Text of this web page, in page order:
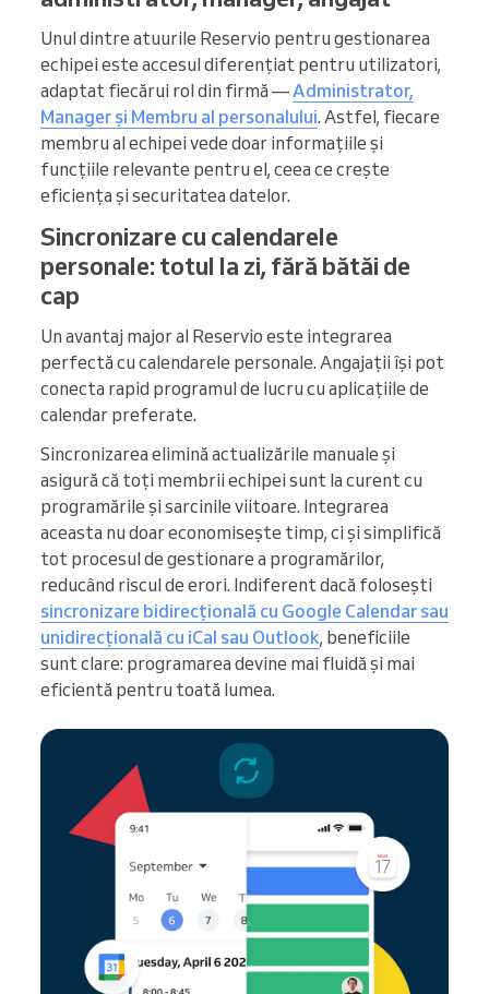
Unul dintre atuurile Reservio pentru gestionarea
echipei este accesul diferențiat pentru utilizatori,
adaptat fiecărui rol din firmă —Administrator,
Manager și Membru al personalului. Astfel, fiecare
membru al echipei vede doar informațiile și
funcțiile relevante pentru el, ceea ce crește
eficiența și securitatea datelor.
Sincronizare cu calendarele
personale: totul la zi, fără bătăi de
cap
Un avantaj major al Reservio este integrarea
perfectă cu calendarele personale. Angajații își pot
conecta rapid programul de lucru cu aplicațiile de
calendar preferate.
Sincronizarea elimină actualizările manuale și
asigură că toți membrii echipei sunt la curent cu
programările și sarcinile viitoare. Integrarea
aceasta nu doar economisește timp, ci și simplifică
tot procesul de gestionare a programărilor,
reducând riscul de erori. Indiferent dacă folosești
sincronizare bidirecțională cu Google Calendar sau
unidirecțională cu iCal sau Outlook, beneficiile
sunt clare: programarea devine mai fluidă și mai
eficientă pentru toată lumea.